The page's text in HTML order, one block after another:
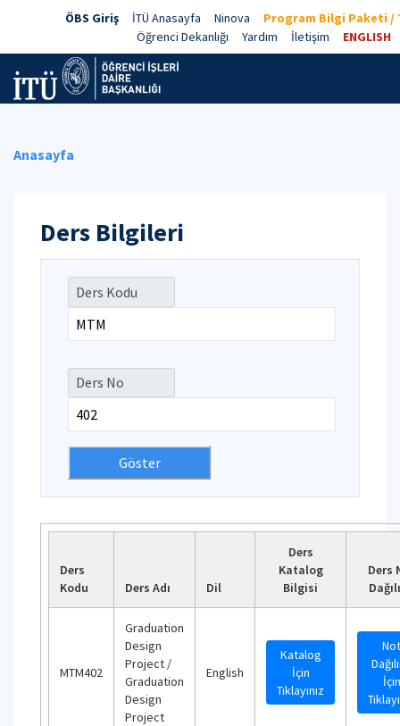
ÖBS Giriş İTÜ Anasayfa Ninova
Program Bilgi Paketi /
Öğrenci Dekanlığı
Yardım İletişim ENGLISH
Anasayfa
Ders Bilgileri
Ders Kodu
Ders No
Ders
Kodu
Ders Adı Dil
Ders
Katalog
Bilgisi
Ders
MTM402
Graduation
Design
Project /
Graduation
Design
Project
English
Katalog
İçin
Tıklayınız
Not
İçin